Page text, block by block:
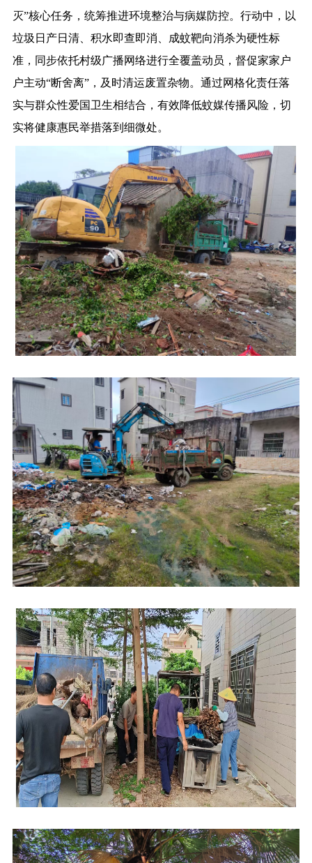
灭”核心任务，统筹推进环境整治与病媒防控。行动中，以
垃圾日产日清、积水即查即消、成蚊靶向消杀为硬性标
准，同步依托村级广播网络进行全覆盖动员，督促家家户
户主动“断舍离”，及时清运废置杂物。通过网格化责任落
实与群众性爱国卫生相结合，有效降低蚊媒传播风险，切
实将健康惠民举措落到细微处。